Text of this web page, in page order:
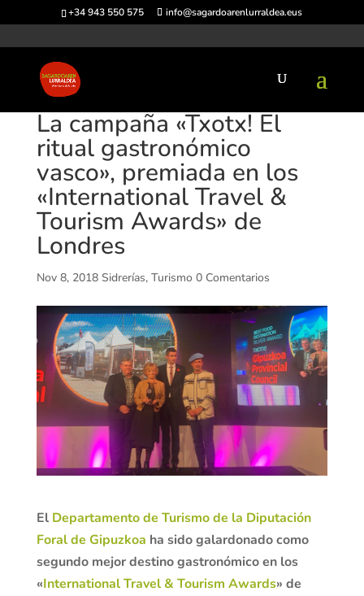
+34 943 550 575 info@sagardoarenlurraldea.eus
La campaña «Txotx! El
ritual gastronómico
vasco», premiada en los
«International Travel &
Tourism Awards» de
Londres
Nov 8, 2018 Sidrerías, Turismo 0 Comentarios
El Departamento de Turismo de la Diputación
Foral de Gipuzkoa ha sido galardonado como
segundo mejor destino gastronómico en los
«International Travel & Tourism Awards» de